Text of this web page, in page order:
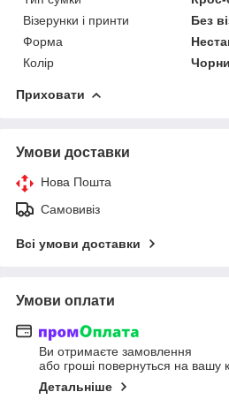
Візерунки і принти
Без
Форма
Колір
Приховати
Умови доставки
Нова Пошта
Самовивіз
Всі умови доставки
Умови оплати
Ви отримаєте замовлення
або гроші повернуться на вашу
Детальніше